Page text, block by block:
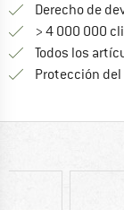
Derecho de
> 4 000 000
Todos los
Protección del